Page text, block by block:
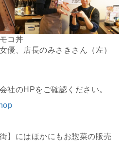
コ丼
優、店長のみさきさん（左）
社のHPをご確認ください。
】にはほかにもお惣菜の販売